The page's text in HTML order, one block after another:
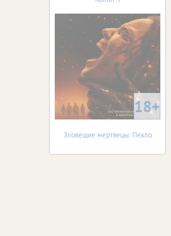
18+
Зловещие мертвецы: Пекло